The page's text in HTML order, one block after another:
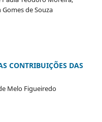
de Souza
CONTRIBUIÇÕES DAS
Melo Figueiredo